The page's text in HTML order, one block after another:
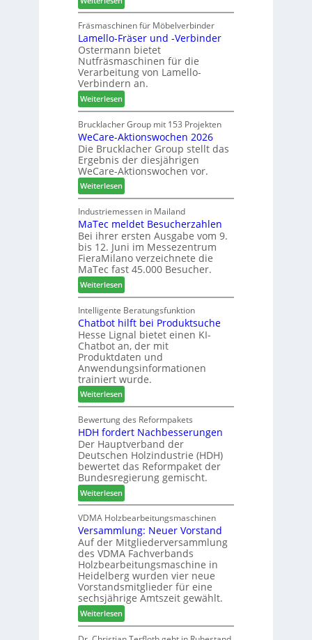
f
f
e
i
n
e
u
e
r
G
e
s
c
h
ä
f
t
s
f
ü
h
r
e
r
A
u
s
z
e
i
c
h
n
u
n
g
e
n
f
ü
r
P
l
a
n
t
a
g
Fräsmaschinen für Möbelverbinder
Lamello-Fräser und -Verbinder
Ostermann bietet
Nutfräsmaschinen für die
Verarbeitung von Lamello-
Verbindern an.
Weiterlesen:
L
a
m
e
l
l
o
-
F
r
ä
s
e
r
u
n
d
-
V
e
r
b
i
n
e
r
Brucklacher Group mit 153 Projekten
WeCare-Aktionswochen 2026
Die Brucklacher Group stellt das
Ergebnis der diesjährigen
WeCare-Aktionswochen vor.
Weiterlesen:
W
e
C
a
r
e
-
A
k
t
i
o
n
s
w
o
c
h
e
n
2
0
2
6
Industriemessen in Mailand
MaTec meldet Besucherzahlen
Bei ihrer ersten Ausgabe vom 9.
bis 12. Juni im Messezentrum
FieraMilano verzeichnete die
MaTec fast 45.000 Besucher.
Weiterlesen:
M
a
T
e
c
m
e
l
d
e
t
B
e
s
u
c
h
e
r
z
a
h
l
e
n
Intelligente Beratungsfunktion
Chatbot hilft bei Produktsuche
Hesse Lignal bietet einen KI-
Chatbot an, der mit
Produktdaten und
Anwendungsinformationen
trainiert wurde.
Weiterlesen:
C
h
a
t
b
o
t
h
i
l
t
b
e
i
P
r
o
Bewertung des Reformpakets
HDH fordert Nachbesserungen
Der Hauptverband der
Deutschen Holzindustrie (HDH)
bewertet das Reformpaket der
Bundesregierung gemischt.
Weiterlesen:
H
D
H
f
o
r
d
e
r
t
N
VDMA Holzbearbeitungsmaschinen
Versammlung: Neuer Vorstand
Auf der Mitgliederversammlung
des VDMA Fachverbands
Holzbearbeitungsmaschine in
Heidelberg wurden vier neue
Vorstandsmitglieder für eine
sechsjährige Amtszeit gewählt.
Weiterlesen:
V
e